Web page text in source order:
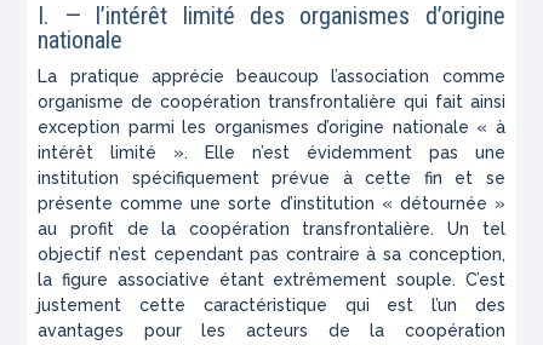
I. — l’intérêt limité des organismes d’origine
nationale
La pratique apprécie beaucoup l’association comme
organisme de coopération transfrontalière qui fait ainsi
exception parmi les organismes d’origine nationale « à
intérêt limité ». Elle n’est évidemment pas une
institution spécifiquement prévue à cette fin et se
présente comme une sorte d’institution « détournée »
au profit de la coopération transfrontalière. Un tel
objectif n’est cependant pas contraire à sa conception,
la figure associative étant extrêmement souple. C’est
justement cette caractéristique qui est l’un des
avantages pour les acteurs de la coopération